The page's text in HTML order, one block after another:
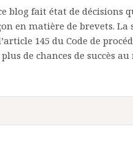
blog fait état de décisions
en matière de brevets.
145 du Code de
de chances de succès